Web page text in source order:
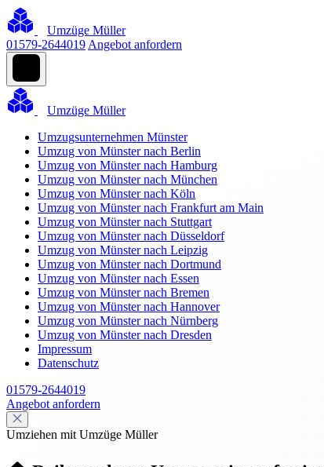
Umzüge Müller
01579-2644019 Angebot anfordern
Umzüge Müller
Umzugsunternehmen Münster
Umzug von Münster nach Berlin
Umzug von Münster nach Hamburg
Umzug von Münster nach München
Umzug von Münster nach Köln
Umzug von Münster nach Frankfurt am Main
Umzug von Münster nach Stuttgart
Umzug von Münster nach Düsseldorf
Umzug von Münster nach Leipzig
Umzug von Münster nach Dortmund
Umzug von Münster nach Essen
Umzug von Münster nach Bremen
Umzug von Münster nach Hannover
Umzug von Münster nach Nürnberg
Umzug von Münster nach Dresden
Impressum
Datenschutz
01579-2644019
Angebot anfordern
Umziehen mit Umzüge Müller